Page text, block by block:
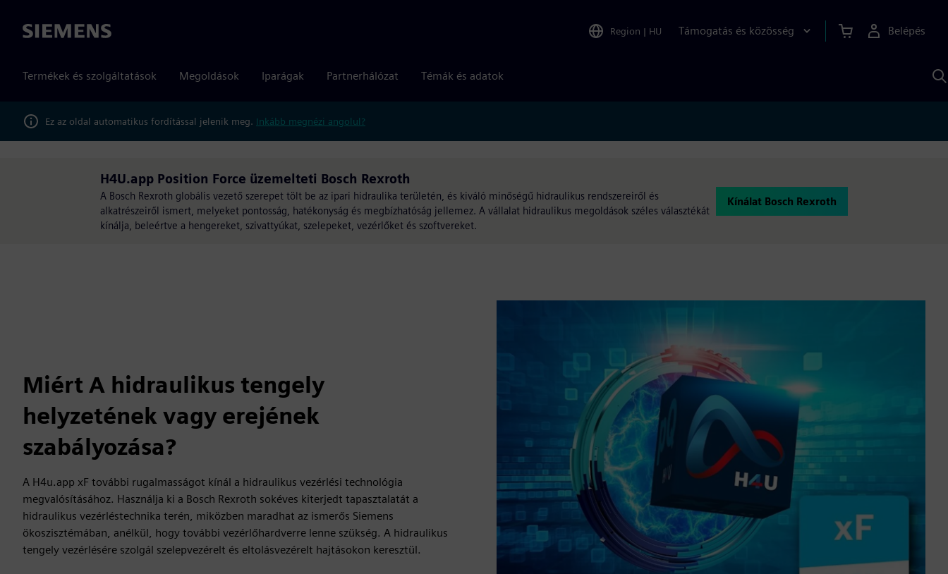
Siemens Region | HU Támogatás és közösség Belépés
Termékek és szolgáltatások Megoldások Iparágak Partnerhálózat Témák és adatok
Ez az oldal automatikus fordítással jelenik meg. Inkább megnézi angolul?
H4U.app Position Force üzemelteti Bosch Rexroth
A Bosch Rexroth globális vezető szerepet tölt be az ipari hidraulika területén, és kiváló minőségű hidraulikus rendszereiről és
alkatrészeiről ismert, melyeket pontosság, hatékonyság és megbízhatóság jellemez. A vállalat hidraulikus megoldások széles választékát
kínálja, beleértve a hengereket, szivattyúkat, szelepeket, vezérlőket és szoftvereket.
Kínálat Bosch Rexroth
Miért A hidraulikus tengely
helyzetének vagy erejének
szabályozása?
A H4u.app xF további rugalmasságot kínál a hidraulikus vezérlési technológia
megvalósításához. Használja ki a Bosch Rexroth sokéves kiterjedt tapasztalatát a
hidraulikus vezérléstechnika terén, miközben maradhat az ismerős Siemens
ökoszisztémában, anélkül, hogy további vezérlőhardverre lenne szükség. A hidraulikus
tengely vezérlésére szolgál szelepvezérelt és eltolásvezérelt hajtásokon keresztül.